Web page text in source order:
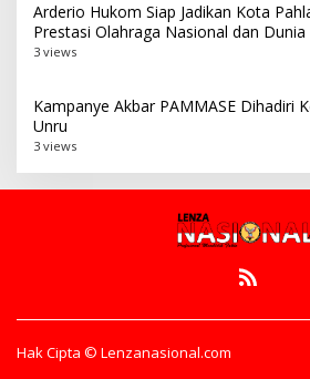
Arderio Hukom Siap Jadikan Kota
Prestasi Olahraga Nasional dan Dunia
3 views
Kampanye Akbar PAMMASE Dihadiri
Unru
3 views
Hak Cipta © Lenzanasional.com